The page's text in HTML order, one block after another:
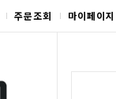
주문조회 마이페이지